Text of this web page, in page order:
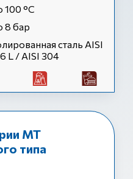
100 °C
8 бар
сталь AISI
L / AISI 304
MT
типа